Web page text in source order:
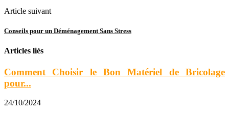
Article suivant
Conseils pour un Déménagement Sans Stress
Articles liés
Comment Choisir le Bon Matériel de Bricolage
pour...
24/10/2024